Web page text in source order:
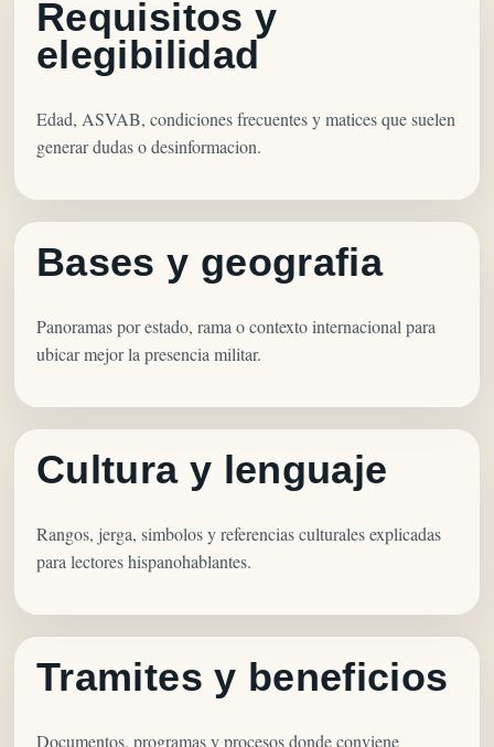
Requisitos y
elegibilidad
Edad, ASVAB, condiciones frecuentes y matices que suelen
generar dudas o desinformacion.
Bases y geografia
Panoramas por estado, rama o contexto internacional para
ubicar mejor la presencia militar.
Cultura y lenguaje
Rangos, jerga, simbolos y referencias culturales explicadas
para lectores hispanohablantes.
Tramites y beneficios
Documentos, programas y procesos donde conviene